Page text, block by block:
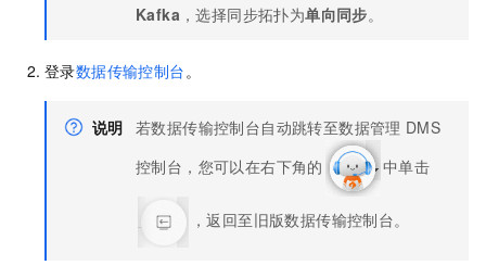
Kafka ，选择同步拓扑为单向同步。
登录数据传输控制台 。
说明 若数据传输控制台自动跳转至数据管理 DMS
控制台，您可以在右下角的
中单击
，返回至旧版数据传输控制台。